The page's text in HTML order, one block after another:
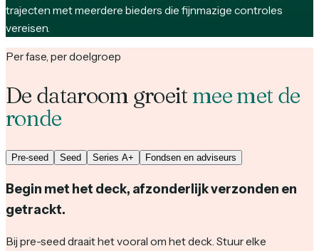
trajecten met meerdere bieders die fijnmazige controles
vereisen.
Per fase, per doelgroep
De dataroom groeitmee met de
ronde
Pre-seed Seed Series A+ Fondsen en adviseurs
Begin met het deck, afzonderlijk verzonden en
getrackt.
Bij pre-seed draait het vooral om het deck. Stuur elke